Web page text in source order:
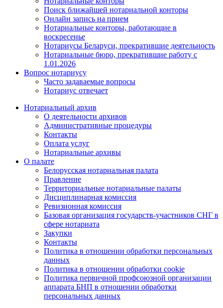
Поиск ближайшей нотариальной конторы
Онлайн запись на прием
Нотариальные конторы, работающие в
воскресенье
Нотариусы Беларуси, прекратившие деятельность
Нотариальные бюро, прекратившие работу с
1.01.2026
Вопрос нотариусу
Часто задаваемые вопросы
Нотариус отвечает
Нотариальный архив
О деятельности архивов
Административные процедуры
Контакты
Оплата услуг
Нотариальные архивы
О палате
Белорусская нотариальная палата
Правление
Территориальные нотариальные палаты
Дисциплинарная комиссия
Ревизионная комиссия
Базовая организация государств-участников СНГ в
сфере нотариата
Закупки
Контакты
Политика в отношении обработки персональных
данных
Политика в отношении обработки cookie
Политика первичной профсоюзной организации
аппарата БНП в отношении обработки
персональных данных